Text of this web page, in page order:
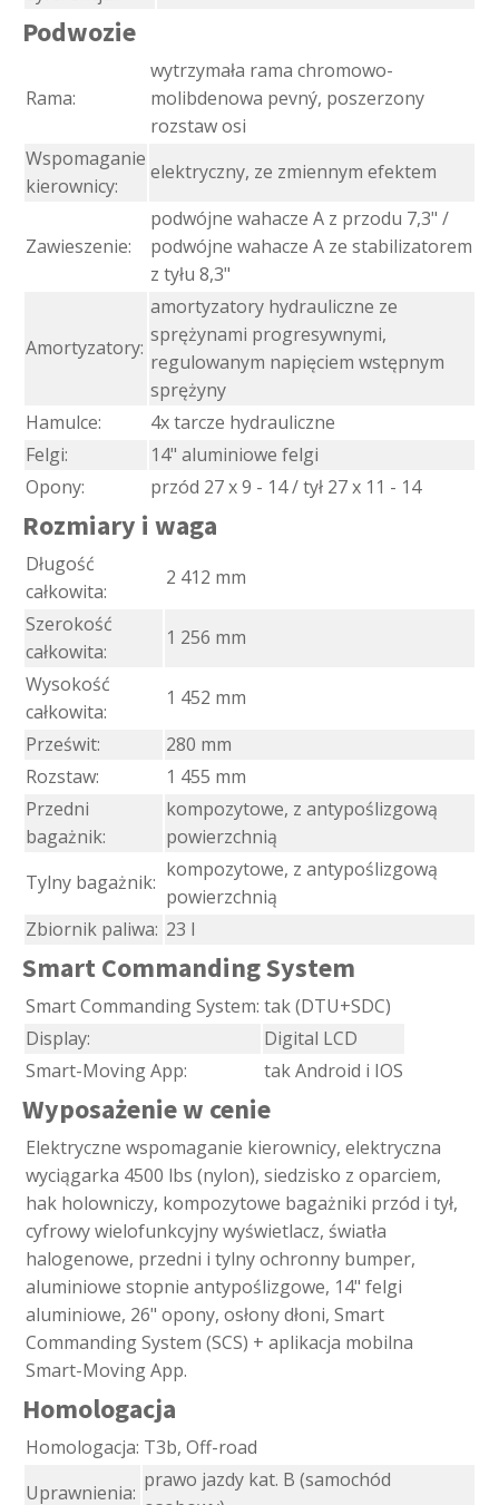
Podwozie
Rama:
wytrzymała rama chromowo-
molibdenowa pevný, poszerzony
rozstaw osi
Wspomaganie
kierownicy:
elektryczny, ze zmiennym efektem
Zawieszenie:
podwójne wahacze A z przodu 7,3" /
podwójne wahacze A ze stabilizatorem
z tyłu 8,3"
Amortyzatory:
amortyzatory hydrauliczne ze
sprężynami progresywnymi,
regulowanym napięciem wstępnym
sprężyny
Hamulce:
4x tarcze hydrauliczne
Felgi:
14" aluminiowe felgi
Opony:
przód 27 x 9 - 14 / tył 27 x 11 - 14
Rozmiary i waga
Długość
całkowita:
2 412 mm
Szerokość
całkowita:
1 256 mm
Wysokość
całkowita:
1 452 mm
Prześwit:
280 mm
Rozstaw:
1 455 mm
Przedni
bagażnik:
kompozytowe, z antypoślizgową
powierzchnią
Tylny bagażnik:
kompozytowe, z antypoślizgową
powierzchnią
Zbiornik paliwa: 23 l
Smart Commanding System
Smart Commanding System: tak (DTU+SDC)
Display:
Digital LCD
Smart-Moving App:
tak Android i IOS
Wyposażenie w cenie
Elektryczne wspomaganie kierownicy, elektryczna
wyciągarka 4500 lbs (nylon), siedzisko z oparciem,
hak holowniczy, kompozytowe bagażniki przód i tył,
cyfrowy wielofunkcyjny wyświetlacz, światła
halogenowe, przedni i tylny ochronny bumper,
aluminiowe stopnie antypoślizgowe, 14" felgi
aluminiowe, 26" opony, osłony dłoni, Smart
Commanding System (SCS) + aplikacja mobilna
Smart-Moving App.
Homologacja
Homologacja: T3b, Off-road
Uprawnienia:
prawo jazdy kat. B (samochód